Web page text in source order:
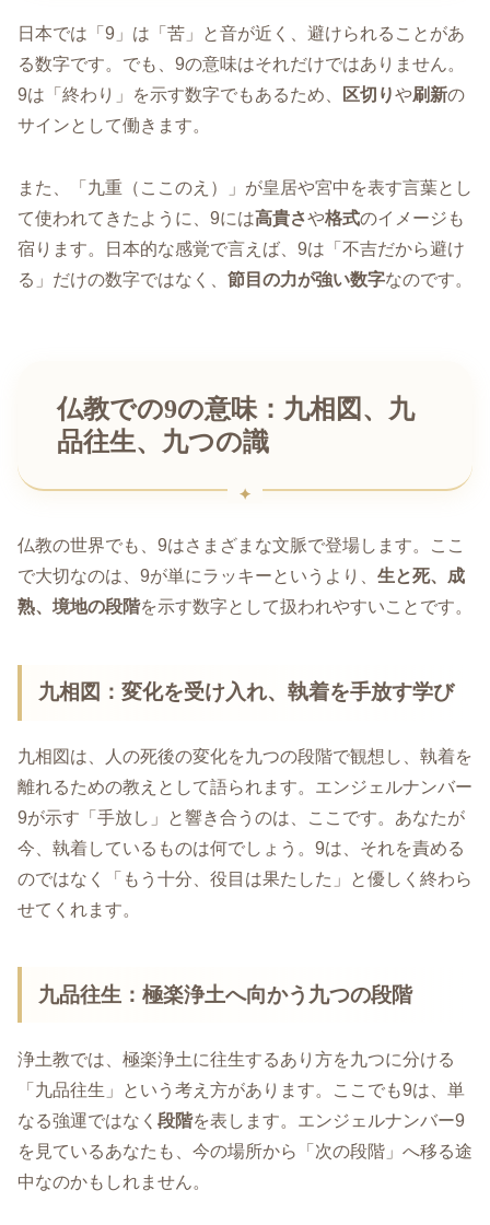
日本では「9」は「苦」と音が近く、避けられることがあ
る数字です。でも、9の意味はそれだけではありません。
9は「終わり」を示す数字でもあるため、
区切りや刷新の
サインとして働きます。
また、「九重（ここのえ）」が皇居や宮中を表す言葉とし
て使われてきたように、9には高貴さや格式のイメージも
宿ります。日本的な感覚で言えば、9は「不吉だから避け
る」だけの数字ではなく、 節目の力が強い数字なのです。
仏教での9の意味：九相図、九
品往生、九つの識
仏教の世界でも、9はさまざまな文脈で登場します。ここ
で大切なのは、9が単にラッキーというより、 生と死、成
熟、境地の段階を示す数字として扱われやすいことです。
九相図：変化を受け入れ、執着を手放す学び
九相図は、人の死後の変化を九つの段階で観想し、執着を
離れるための教えとして語られます。エンジェルナンバー
9が示す「手放し」と響き合うのは、ここです。あなたが
今、執着しているものは何でしょう。9は、それを責める
のではなく「もう十分、役目は果たした」と優しく終わら
せてくれます。
九品往生：極楽浄土へ向かう九つの段階
浄土教では、極楽浄土に往生するあり方を九つに分ける
「九品往生」という考え方があります。ここでも9は、単
なる強運ではなく 段階を表します。エンジェルナンバー9
を見ているあなたも、今の場所から「次の段階」へ移る途
中なのかもしれません。